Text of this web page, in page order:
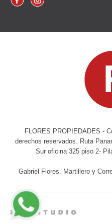
FLORES PROPIEDADES -
derechos reservados. Ruta
Sur oficina 325 piso 2-
Gabriel Flores. Martillero y